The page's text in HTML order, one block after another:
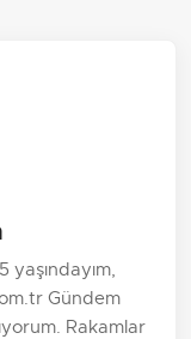
Gündem
Rakamlar